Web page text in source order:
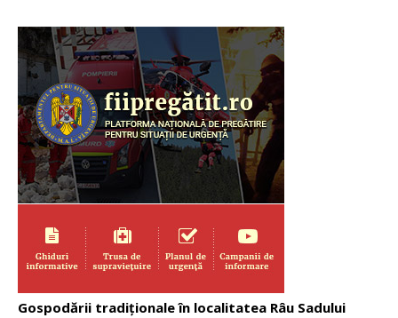
Gospodării tradiționale în localitatea Râu Sadului